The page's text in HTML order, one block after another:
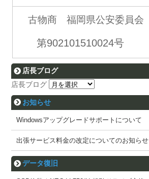
古物商 福岡県公安委員会
第902101510024号
店長ブログ
店長ブログ
お知らせ
Windowsアップグレードサポートについて
出張サービス料金の改定についてのお知らせ
データ復旧